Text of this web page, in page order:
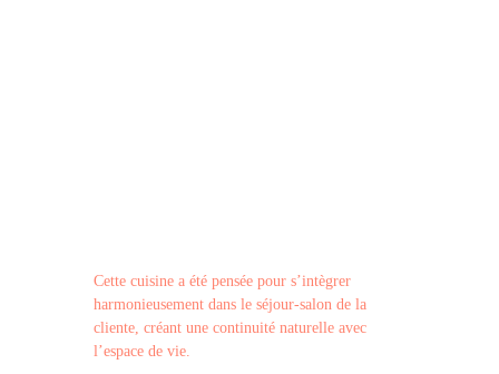
Cette cuisine a été pensée pour s’intègrer
harmonieusement dans le séjour-salon de la
cliente, créant une continuité naturelle avec
l’espace de vie.